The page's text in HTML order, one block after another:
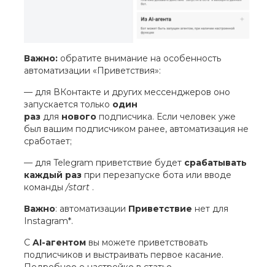
Важно:обратите внимание на особенность
автоматизации «Приветствия»:
— для ВКонтакте и других мессенджеров оно
запускается только один
раздля нового подписчика. Если человек уже
был вашим подписчиком ранее, автоматизация не
сработает;
— для Telegram приветствие будет срабатывать
каждый раз при перезапуске бота или вводе
команды/start.
Важно: автоматизации Приветствие нет для
Instagram*.
С AI-агентомвы можете приветствовать
подписчиков и выстраивать первое касание.